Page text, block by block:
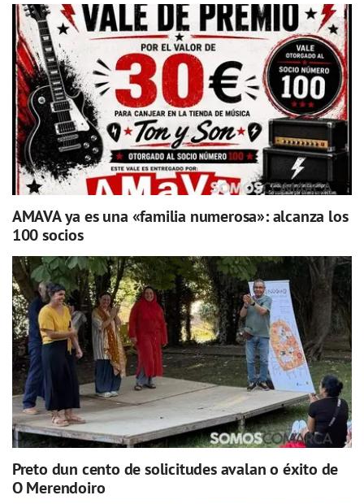
AMAVA ya es una «familia numerosa»: alcanza los
100 socios
Preto dun cento de solicitudes avalan o éxito de
O Merendoiro